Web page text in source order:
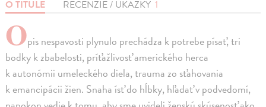
O TITULE RECENZIE / UKÁŽKY 1
Opis nespavosti plynulo prechádza k potrebe písať, tri
bodky k zbabelosti, príťažlivosť amerického herca
k autonómii umeleckého diela, trauma zo sťahovania
k emancipácii žien. Snaha ísť do hĺbky, hľadať v podvedomí,